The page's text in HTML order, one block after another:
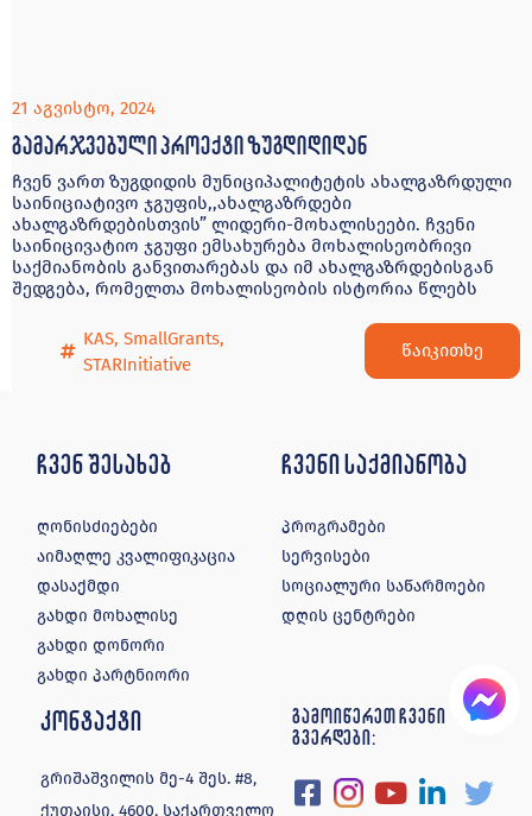
21 აგვისტო, 2024
გამარჯვებული პროექტი ზუგდიდიდან
ჩვენ ვართ ზუგდიდის მუნიციპალიტეტის ახალგაზრდული
საინიციატივო ჯგუფის,,ახალგაზრდები
ახალგაზრდებისთვის” ლიდერი-მოხალისეები. ჩვენი
საინიცივატიო ჯგუფი ემსახურება მოხალისეობრივი
საქმიანობის განვითარებას და იმ ახალგაზრდებისგან
შედგება, რომელთა მოხალისეობის ისტორია წლებს
KAS, SmallGrants,
STARInitiative
წაიკითხე
ჩვენ შესახებ
ღონისძიებები
აიმაღლე კვალიფიკაცია
დასაქმდი
გახდი მოხალისე
გახდი დონორი
გახდი პარტნიორი
ჩვენი საქმიანობა
პროგრამები
სერვისები
სოციალური საწარმოები
დღის ცენტრები
კონტაქტი
გრიშაშვილის მე-4 შეს. #8,
ქუთაისი, 4600, საქართველო
გამოიწერეთ ჩვენი
გვერდები: